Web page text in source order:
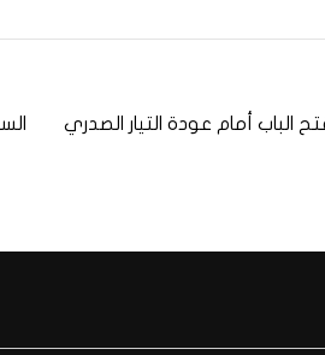
الباب أمام عودة التيار الصدري